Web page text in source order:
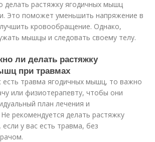
растяжку ягодичных мышц
Это поможет уменьшить напряжение в
кровообращение. Однако,
мышцы и следовать своему телу.
ли делать растяжку
при травмах
есть травма ягодичных мышц, то важно
или физиотерапевту, чтобы они
план лечения и
рекомендуется делать растяжку
у вас есть травма, без